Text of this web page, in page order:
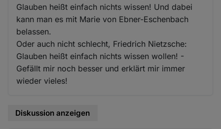
Glauben heißt einfach nichts wissen! Und dabei
kann man es mit Marie von Ebner-Eschenbach
belassen.
Oder auch nicht schlecht, Friedrich Nietzsche:
Glauben heißt einfach nichts wissen wollen! -
Gefällt mir noch besser und erklärt mir immer
wieder vieles!
Diskussion anzeigen